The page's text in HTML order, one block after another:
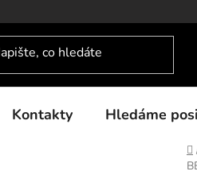
Kontakty Hledáme